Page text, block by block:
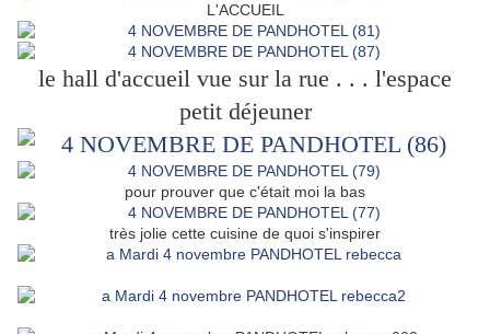
L'ACCUEIL
le hall d'accueil vue sur la rue . . . l'espace
petit déjeuner
pour prouver que c'était moi la bas
très jolie cette cuisine de quoi s'inspirer